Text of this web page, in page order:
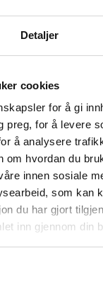
Detaljer
cookies
for å gi
preg, for å levere
å analysere
om hvordan du
innen sosiale
som kan
du har gjort
inn gjennom din